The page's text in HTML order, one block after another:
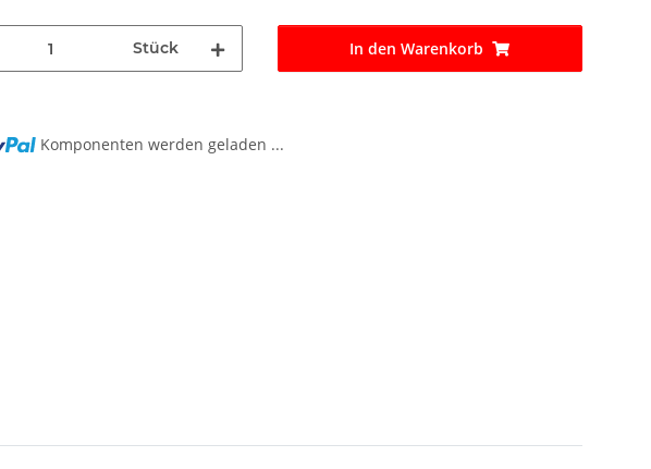
Stück In den Warenkorb
Komponenten werden geladen ...